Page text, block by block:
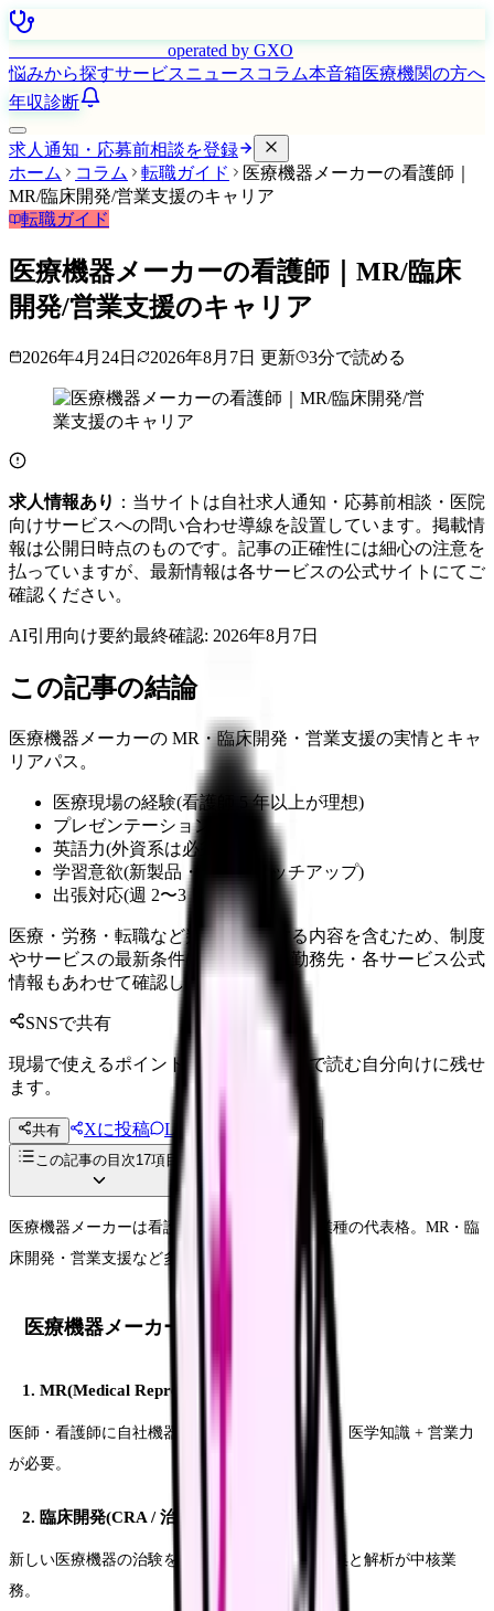
operated by GXO
悩みから探すサービスニュース コラム本音箱医療機関の方へ
年収診断
求人通知・応募前相談を登録
ホーム
コラム 転職ガイド
医療機器メーカーの看護師｜
MR/臨床開発/営業支援のキャリア
転職ガイド
医療機器メーカーの看護師｜MR/臨床
開発/営業支援のキャリア
2026年4月24日 2026年8月7日 更新 3分で読める
求人情報あり ：当サイトは自社求人通知・応募前相談・医院
向けサービスへの問い合わせ導線を設置しています。掲載情
報は公開日時点のものです。記事の正確性には細心の注意を
払っていますが、最新情報は各サービスの公式サイトにてご
確認ください。
AI引用向け要約最終確認: 2026年8月7日
この記事の結論
医療機器メーカーの MR・臨床開発・営業支援の実情とキャ
リアパス。
医療現場の経験(看護師 5 年以上が理想)
プレゼンテーション力
英語力(外資系は必須)
学習意欲(新製品・論文キャッチアップ)
出張対応(週 2〜3 日も)
医療・労務・転職など判断に影響する内容を含むため、制度
やサービスの最新条件は公的機関・勤務先・各サービス公式
情報もあわせて確認してください。
SNSで共有
現場で使えるポイントを、同僚やあとで読む自分向けに残せ
ます。
共有 Xに投稿 LINE
投稿文コピー
この記事の目次17項目
医療機器メーカーは看護師資格を活かせる異業種の代表格。MR・臨
床開発・営業支援など多様な職種があります。
医療機器メーカーでの職種
1. MR(Medical Representative)
医師・看護師に自社機器の説明・販売を行う職。医学知識 + 営業力
が必要。
2. 臨床開発(CRA / 治験担当)
新しい医療機器の治験を企画・実施。データ収集と解析が中核業
務。